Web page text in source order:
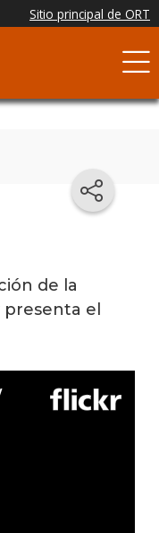
de la
el